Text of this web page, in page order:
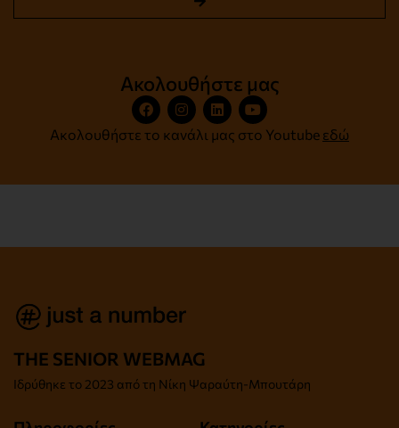
Ακολουθήστε μας
Ακολουθήστε το κανάλι μας στο Youtube εδώ
THE SENIOR WEBMAG
Iδρύθηκε το 2023 από τη Νίκη Ψαραύτη-Μπουτάρη